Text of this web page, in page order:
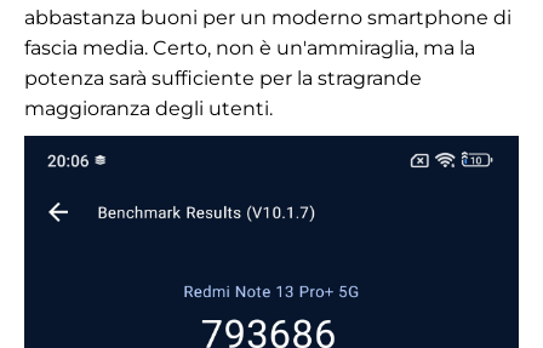
abbastanza buoni per un moderno smartphone di
fascia media. Certo, non è un'ammiraglia, ma la
potenza sarà sufficiente per la stragrande
maggioranza degli utenti.